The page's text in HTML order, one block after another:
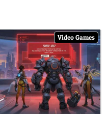
Video Games